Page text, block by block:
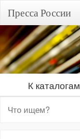
Пресса России
К каталогам